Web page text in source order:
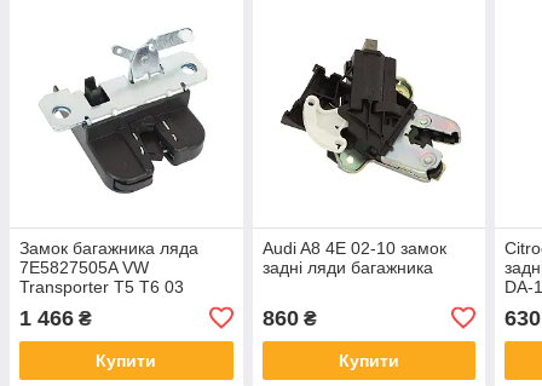
Замок багажника ляда
7E5827505A VW
Transporter T5 T6 03
1 466 ₴
Купити
Audi A8 4E 02-10 замок
задні ляди багажника
860₴
Купити
DA-
630